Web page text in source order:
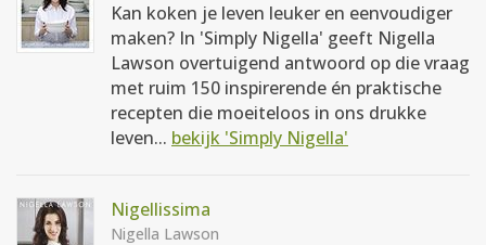
Kan koken je leven leuker en eenvoudiger
maken? In 'Simply Nigella' geeft Nigella
Lawson overtuigend antwoord op die vraag
met ruim 150 inspirerende én praktische
recepten die moeiteloos in ons drukke
leven... bekijk 'Simply Nigella'
Nigellissima
Nigella Lawson